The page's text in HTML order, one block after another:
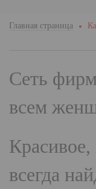
Главная страница
Сеть
всем
всегда